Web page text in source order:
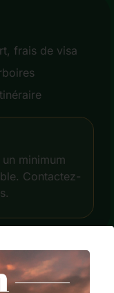
frais de visa
minimum
Contactez-